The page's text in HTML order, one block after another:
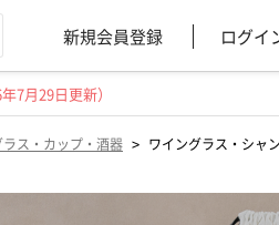
新規会員登録 ログイ
7月29日更新）
ラス・カップ・酒器 > ワイングラス・シャ